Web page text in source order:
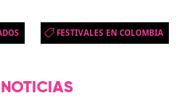
FESTIVALES EN COLOMBIA